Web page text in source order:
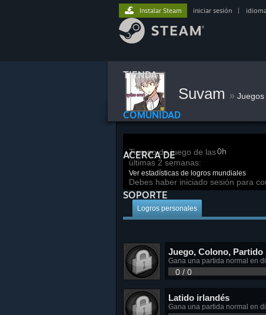
TIENDA
COMUNIDAD
ACERCA DE
SOPORTE
Instalar Steam iniciar sesión
Suvam » Juegos
Tiempo de juego de las
últimas 2 semanas:
0h
Ver estadísticas de logros mundiales
Debes haber iniciado sesión para
Logros personales
Juego, Colono, Partido
Gana una partida normal en
0 / 0
Latido irlandés
Gana una partida normal en